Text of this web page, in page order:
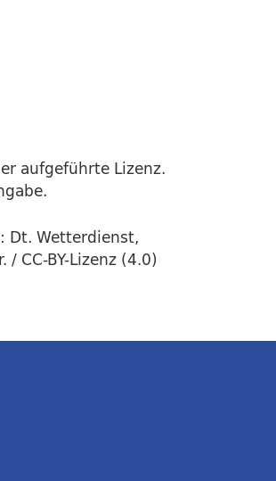
aufgeführte Lizenz.
Dt. Wetterdienst,
CC-BY-Lizenz (4.0)